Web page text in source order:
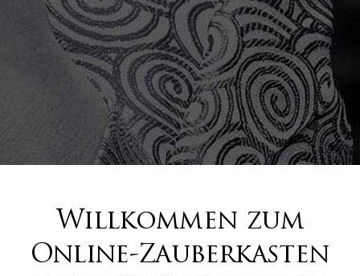
Willkommen zum
Online-Zauberkasten